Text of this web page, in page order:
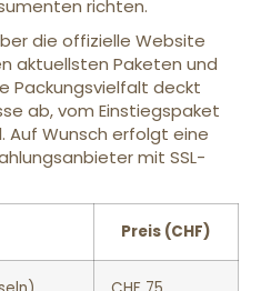
richten.
die offizielle Website
aktuellsten Paketen und
Packungsvielfalt deckt
ab, vom Einstiegspaket
Auf Wunsch erfolgt eine
mit SSL-
Preis (CHF)